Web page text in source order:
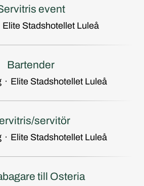
event
Elite Stadshotellet Luleå
Bartender
· Elite Stadshotellet Luleå
servitör
· Elite Stadshotellet Luleå
till Osteria